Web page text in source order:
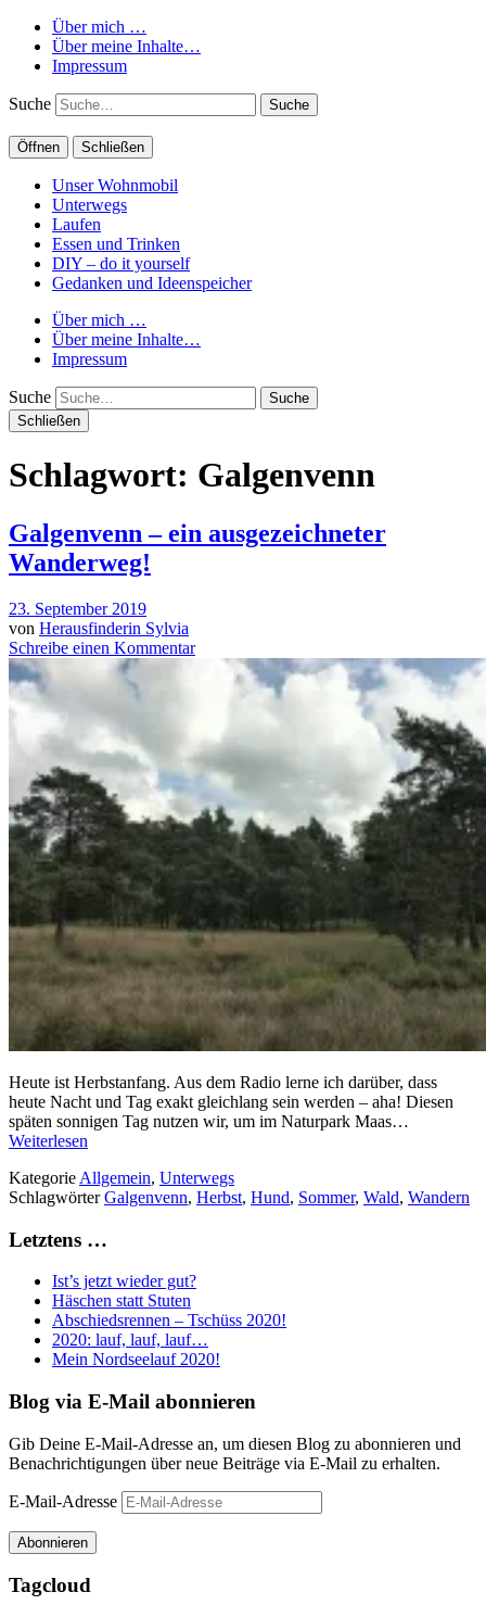
Über mich …
Über meine Inhalte…
Impressum
Suche
Öffnen Schließen
Unser Wohnmobil
Unterwegs
Laufen
Essen und Trinken
DIY – do it yourself
Gedanken und Ideenspeicher
Über mich …
Über meine Inhalte…
Impressum
Suche
Schließen
Schlagwort: Galgenvenn
Galgenvenn – ein ausgezeichneter
Wanderweg!
23. September 2019
von Herausfinderin Sylvia
Schreibe einen Kommentar
Heute ist Herbstanfang. Aus dem Radio lerne ich darüber, dass
heute Nacht und Tag exakt gleichlang sein werden – aha! Diesen
späten sonnigen Tag nutzen wir, um im Naturpark Maas…
Weiterlesen
Kategorie Allgemein, Unterwegs
SchlagwörterGalgenvenn, Herbst, Hund, Sommer, Wald, Wandern
Letztens …
Ist’s jetzt wieder gut?
Häschen statt Stuten
Abschiedsrennen – Tschüss 2020!
2020: lauf, lauf, lauf…
Mein Nordseelauf 2020!
Blog via E-Mail abonnieren
Gib Deine E-Mail-Adresse an, um diesen Blog zu abonnieren und
Benachrichtigungen über neue Beiträge via E-Mail zu erhalten.
E-Mail-Adresse
Abonnieren
Tagcloud